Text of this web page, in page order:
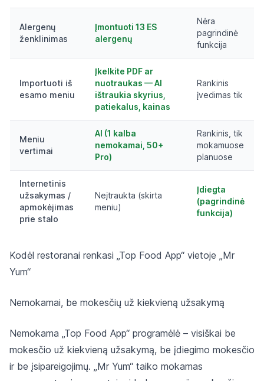
Alergenų
ženklinimas
Įmontuoti 13 ES
alergenų
Nėra
pagrindinė
funkcija
Importuoti iš
esamo meniu
Įkelkite PDF ar
nuotraukas — AI
ištraukia skyrius,
patiekalus, kainas
Rankinis
įvedimas tik
Meniu
vertimai
AI (1 kalba
nemokamai, 50+
Pro)
Rankinis, tik
mokamuose
planuose
Internetinis
užsakymas /
apmokėjimas
prie stalo
Neįtraukta (skirta
meniu)
Įdiegta
(pagrindinė
funkcija)
Kodėl restoranai renkasi „Top Food App“ vietoje „Mr
Yum“
Nemokamai, be mokesčių už kiekvieną užsakymą
Nemokama „Top Food App“ programėlė – visiškai be
mokesčio už kiekvieną užsakymą, be įdiegimo mokesčio
ir be įsipareigojimų. „Mr Yum“ taiko mokamas